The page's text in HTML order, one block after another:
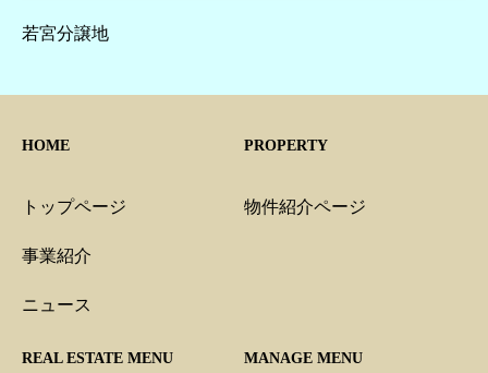
若宮分譲地
HOME
トップページ
事業紹介
ニュース
PROPERTY
物件紹介ページ
REAL ESTATE MENU MANAGE MENU